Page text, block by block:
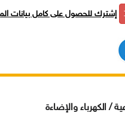
إشترك للحصول على كامل بيانات
/ الكهرباء والإضاءة